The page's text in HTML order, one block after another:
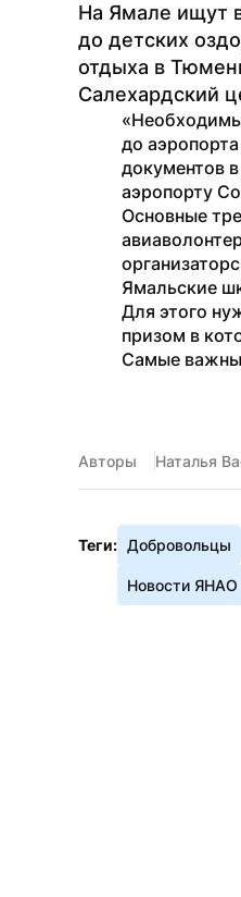
На Ямале ищут
до детских
отдыха в
Салехардский
до
документов
аэропорту
Основные
Ямальские
Для этого
призом в
Самые
Авторы Наталья
Теги: Добровольцы
Новости ЯНАО